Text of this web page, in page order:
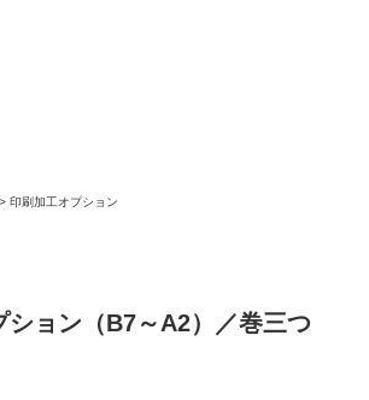
> 印刷加工オプション
ョン（B7～A2）／巻三つ